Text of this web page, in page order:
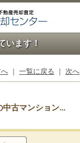
います！
｜ 一覧に戻る ｜ 次へ
中古マンション...